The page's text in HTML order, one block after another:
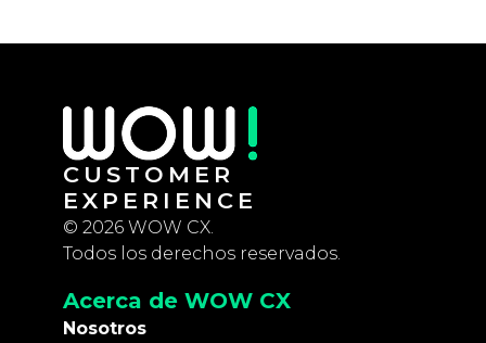
CUSTOMER
EXPERIENCE
© 2026 WOW CX.
Todos los derechos reservados.
Acerca de WOW CX
Nosotros